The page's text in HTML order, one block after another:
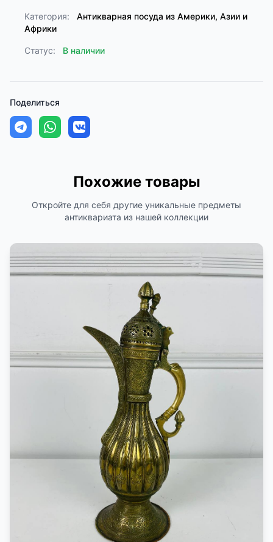
Категория:
Антикварная посуда из Америки, Азии и
Африки
Статус: В наличии
Поделиться
Похожие товары
Откройте для себя другие уникальные предметы
антиквариата из нашей коллекции